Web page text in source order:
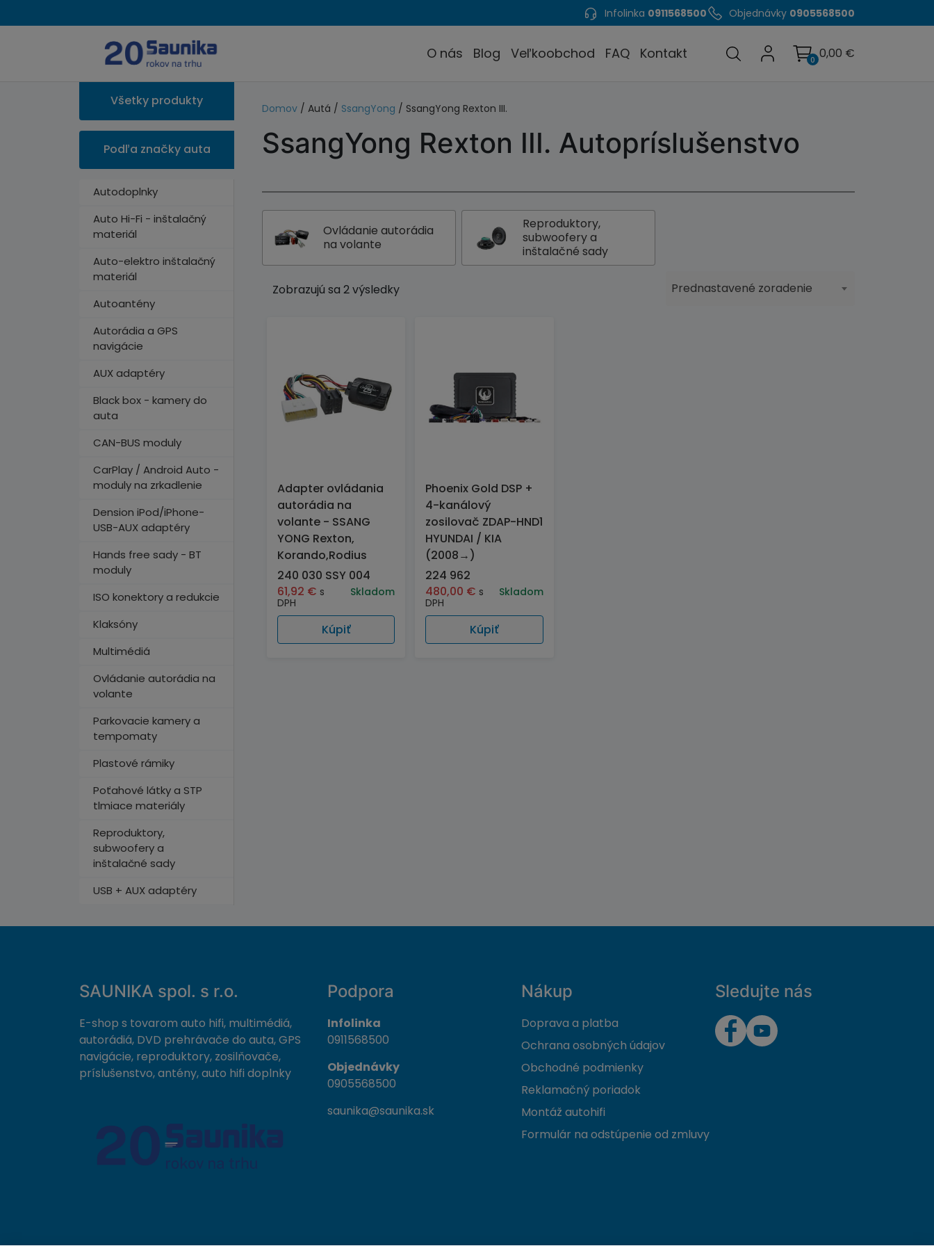
Infolinka 0911568500 Objednávky 0905568500
O nás Blog Veľkoobchod FAQ Kontakt 0 0,00 €
Všetky produkty
Podľa značky auta
Autodoplnky
Auto Hi-Fi - inštalačný
materiál
Auto-elektro inštalačný
materiál
Autoantény
Autorádia a GPS
navigácie
AUX adaptéry
Black box - kamery do
auta
CAN-BUS moduly
CarPlay / Android Auto -
moduly na zrkadlenie
Dension iPod/iPhone-
USB-AUX adaptéry
Hands free sady - BT
moduly
ISO konektory a redukcie
Klaksóny
Multimédiá
Ovládanie autorádia na
volante
Parkovacie kamery a
tempomaty
Plastové rámiky
Poťahové látky a STP
tlmiace materiály
Reproduktory,
subwoofery a
inštalačné sady
USB + AUX adaptéry
Domov / Autá / SsangYong / SsangYong Rexton III.
SsangYong Rexton III. Autopríslušenstvo
Ovládanie autorádia
na volante
Reproduktory,
subwoofery a
inštalačné sady
Zobrazujú sa 2 výsledky Prednastavené zoradenie
Adapter ovládania
autorádia na
volante - SSANG
YONG Rexton,
Korando,Rodius
240 030 SSY 004
61,92 € s
DPH
Skladom
Kúpiť
Phoenix Gold DSP +
4-kanálový
zosilovač ZDAP-HND1
HYUNDAI / KIA
(2008→)
224 962
480,00 € s
DPH
Skladom
Kúpiť
SAUNIKA spol. s r.o.
E-shop s tovarom auto hifi, multimédiá,
autorádiá, DVD prehrávače do auta, GPS
navigácie, reproduktory, zosilňovače,
príslušenstvo, antény, auto hifi doplnky
Podpora
Infolinka
0911568500
Objednávky
0905568500
saunika@saunika.sk
Nákup
Doprava a platba
Ochrana osobných údajov
Obchodné podmienky
Reklamačný poriadok
Montáž autohifi
Formulár na odstúpenie od zmluvy
Sledujte nás